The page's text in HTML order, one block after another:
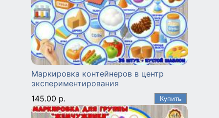
Маркировка контейнеров в центр
экспериментирования
145.00 р.